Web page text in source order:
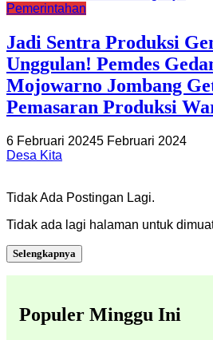
Pemerintahan
Jadi Sentra Produksi
Unggulan! Pemdes
Mojowarno Jombang
Pemasaran Produksi
6 Februari 20245 Februari 2024
Desa Kita
Tidak Ada Postingan Lagi.
Tidak ada lagi halaman untuk
Selengkapnya
Populer Minggu Ini